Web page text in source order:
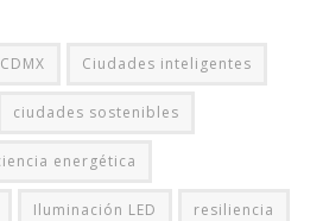
CDMX Ciudades inteligentes
ciudades sostenibles
energética
Iluminación LED resiliencia